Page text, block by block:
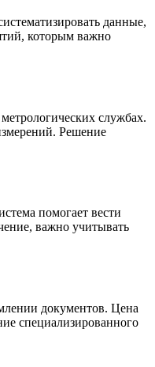
данные,
которым важно
службах.
Решение
помогает вести
важно учитывать
документов. Цена
специализированного